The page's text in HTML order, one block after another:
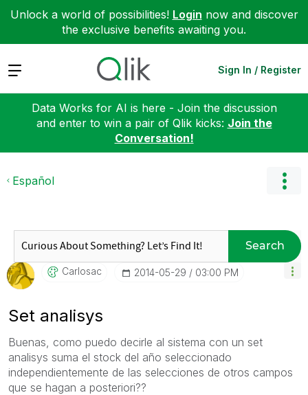
Unlock a world of possibilities! Login now and discover
the exclusive benefits awaiting you.
Expand Sign In / Register
Data Works for AI is here - Join the discussion
and enter to win a pair of Qlik kicks: Join the
Conversation!
Español
Search
Carlosac ‎2014-05-29 03:00 PM
Set analisys
Buenas, como puedo decirle al sistema con un set
analisys suma el stock del año seleccionado
independientemente de las selecciones de otros campos
que se hagan a posteriori??